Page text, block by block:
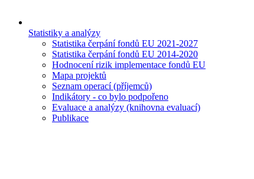
Statistiky a analýzy
Statistika čerpání fondů EU 2021-2027
Statistika čerpání fondů EU 2014-2020
Hodnocení rizik implementace fondů EU
Mapa projektů
Seznam operací (příjemců)
Indikátory - co bylo podpořeno
Evaluace a analýzy (knihovna evaluací)
Publikace